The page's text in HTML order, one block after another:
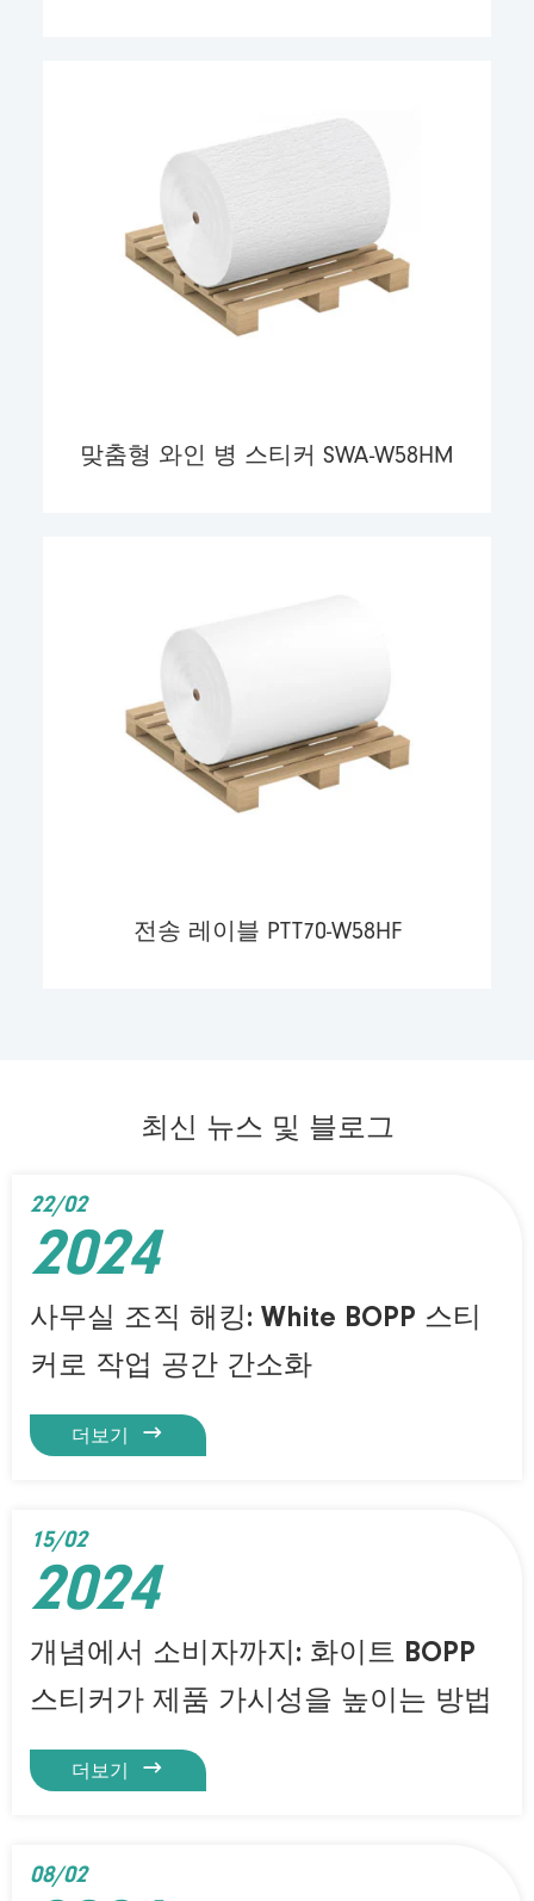
맞춤형 와인 병 스티커 SWA-W58HM
전송 레이블 PTT70-W58HF
최신 뉴스 및 블로그
사무실 조직 해킹: White BOPP 스티
커로 작업 공간 간소화
더보기 
22/02
2024
개념에서 소비자까지: 화이트 BOPP
스티커가 제품 가시성을 높이는 방법
더보기 
15/02
2024
08/02